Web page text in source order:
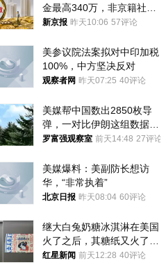
金最高340万，非京籍社保
1年
新京报 昨天10:06 57评论
美参议院法案拟对中印加税
100%，中方坚决反对
观察者网 昨天07:25 40评论
美媒帮中国数出2850枚导
弹，一对比伊朗这组数据，
发现出大事了
罗富强观察室 前天14:48 27评论
美媒爆料：美副防长想访
华，“非常执着”
北京日报 昨天08:04 60评论
继大白兔奶糖冰淇淋在美国
火了之后，其糖纸又火了！
海外博主盛赞：平面设计经
红星新闻 前天12:28 40评论